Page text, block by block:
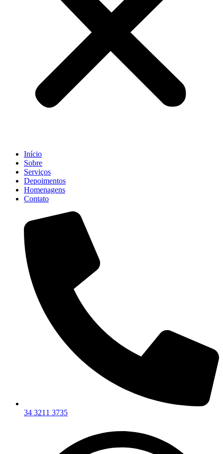
Início
Sobre
Serviços
Depoimentos
Homenagens
Contato
34 3211 3735